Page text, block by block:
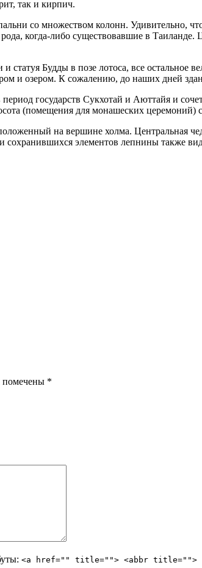
так и кирпич.
со множеством колонн. Удивительно,
когда-либо существовавшие в
статуя Будды в позе лотоса, все
и озером. К сожалению, до наших дней
государств Сукхотай и Аюттайя и
(помещения для монашеских
на вершине холма. Центральная
сохранившихся элементов лепнины также
помечены *
<a href="" title=""> <abbr title="">